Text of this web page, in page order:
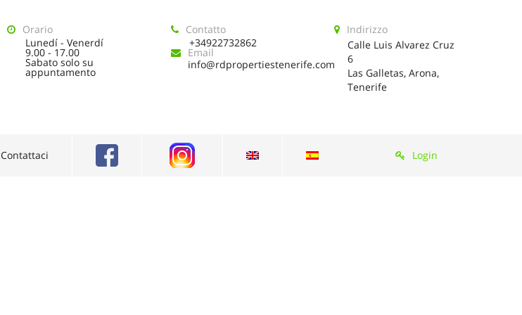
Orario
Lunedí - Venerdí
9.00 - 17.00
Sabato solo su
appuntamento
Contatto
+34922732862
Email
info@rdpropertiestenerife.com
Indirizzo
Calle Luis Alvarez Cruz
6
Las Galletas, Arona,
Tenerife
Contattaci Login